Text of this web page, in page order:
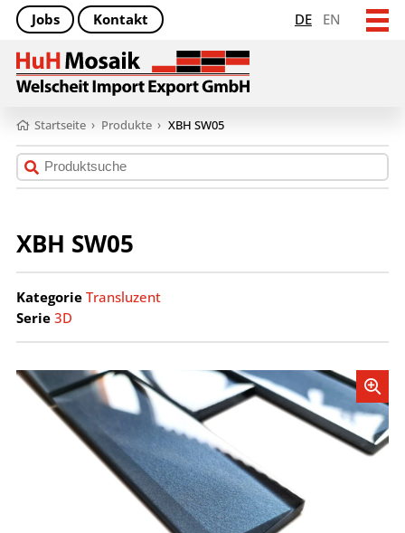
DE EN
Jobs Kontakt
Startseite › Produkte › XBH SW05
XBH SW05
Kategorie Transluzent
Serie 3D